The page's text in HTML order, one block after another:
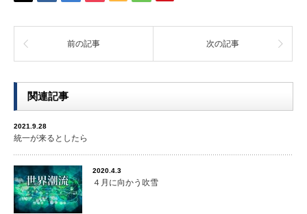
前の記事 次の記事
関連記事
2021.9.28
統一が来るとしたら
2020.4.3
４月に向かう吹雪